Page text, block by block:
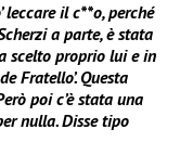
leccare il c**o, perché
a parte, è stata
scelto proprio lui e in
Fratello’. Questa
poi c’è stata una
nulla. Disse tipo